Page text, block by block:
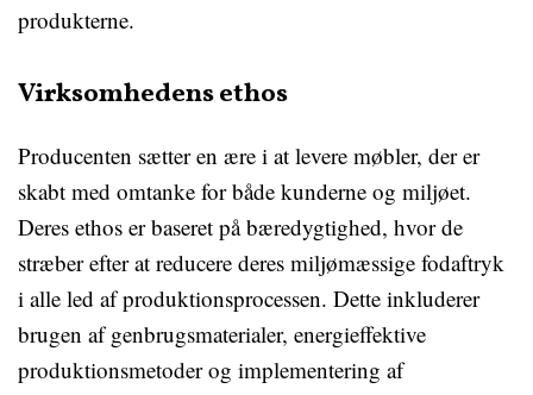
produkterne.
Virksomhedens ethos
Producenten sætter en ære i at levere møbler, der er
skabt med omtanke for både kunderne og miljøet.
Deres ethos er baseret på bæredygtighed, hvor de
stræber efter at reducere deres miljømæssige fodaftryk
i alle led af produktionsprocessen. Dette inkluderer
brugen af genbrugsmaterialer, energieffektive
produktionsmetoder og implementering af